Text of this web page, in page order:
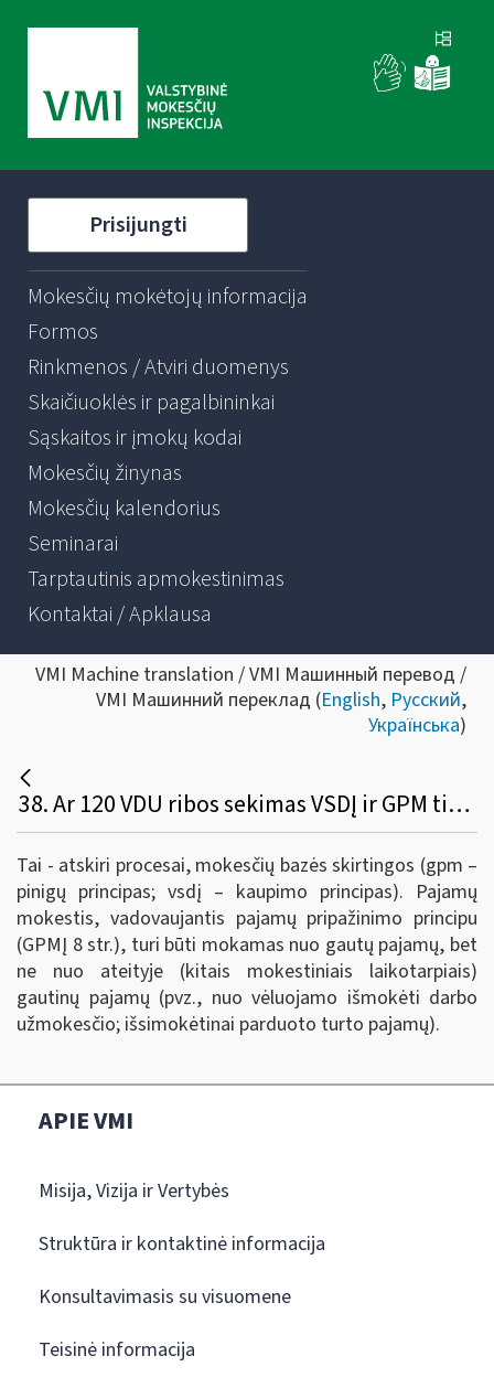
Prisijungti
Mokesčių mokėtojų informacija
Formos
Rinkmenos / Atviri duomenys
Skaičiuoklės ir pagalbininkai
Sąskaitos ir įmokų kodai
Mokesčių žinynas
Mokesčių kalendorius
Seminarai
Tarptautinis apmokestinimas
Kontaktai / Apklausa
VMI Machine translation / VMI Машинный перевод /
VMI Машинний переклад (English, Русский,
Українська)
38. Ar 120 VDU ribos sekimas VSDĮ ir GPM tikslu yra du atskiri procesai, nes skiriasi mokesčių bazės?
Tai - atskiri procesai, mokesčių bazės skirtingos (gpm –
pinigų principas; vsdį – kaupimo principas). Pajamų
mokestis, vadovaujantis pajamų pripažinimo principu
(GPMĮ 8 str.), turi būti mokamas nuo gautų pajamų, bet
ne nuo ateityje (kitais mokestiniais laikotarpiais)
gautinų pajamų (pvz., nuo vėluojamo išmokėti darbo
užmokesčio; išsimokėtinai parduoto turto pajamų).
APIE VMI
Misija, Vizija ir Vertybės
Struktūra ir kontaktinė informacija
Konsultavimasis su visuomene
Teisinė informacija